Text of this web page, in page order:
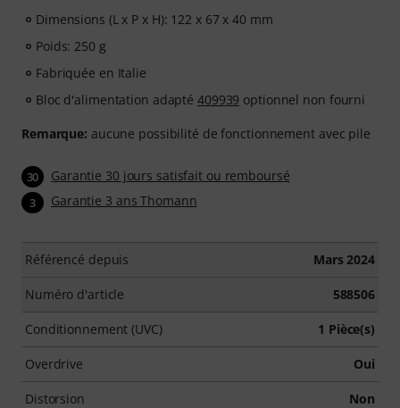
Dimensions (L x P x H): 122 x 67 x 40 mm
Poids: 250 g
Fabriquée en Italie
Bloc d'alimentation adapté409939 optionnel non fourni
Remarque: aucune possibilité de fonctionnement avec pile
30 Garantie 30 jours satisfait ou remboursé
3 Garantie 3 ans Thomann
Référencé depuis Mars 2024
Numéro d'article 588506
Conditionnement (UVC) 1 Pièce(s)
Overdrive Oui
Distorsion Non